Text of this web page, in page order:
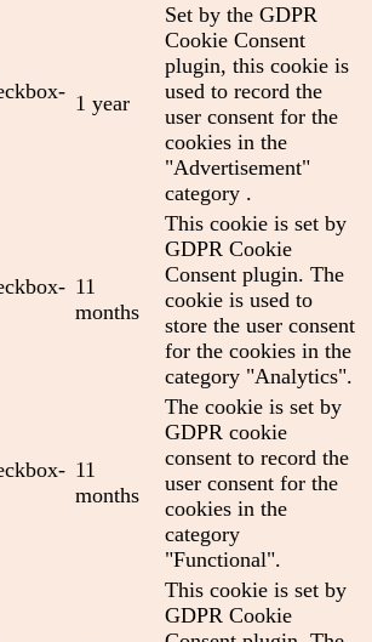
1 year
Set by the GDPR
Cookie Consent
plugin, this cookie is
used to record the
user consent for the
cookies in the
"Advertisement"
category .
11
months
This cookie is set by
GDPR Cookie
Consent plugin. The
cookie is used to
store the user consent
for the cookies in the
category "Analytics".
11
months
The cookie is set by
GDPR cookie
consent to record the
user consent for the
cookies in the
category
"Functional".
This cookie is set by
GDPR Cookie